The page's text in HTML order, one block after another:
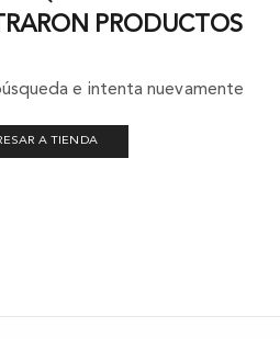
PRODUCTOS
e intenta nuevamente
A TIENDA